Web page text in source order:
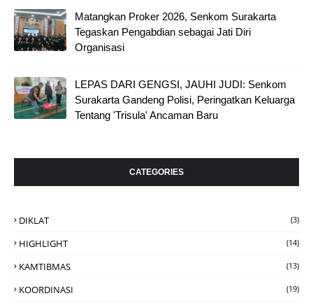
Matangkan Proker 2026, Senkom Surakarta
Tegaskan Pengabdian sebagai Jati Diri
Organisasi
LEPAS DARI GENGSI, JAUHI JUDI: Senkom
Surakarta Gandeng Polisi, Peringatkan Keluarga
Tentang 'Trisula' Ancaman Baru
CATEGORIES
DIKLAT (3)
HIGHLIGHT (14)
KAMTIBMAS (13)
KOORDINASI (19)